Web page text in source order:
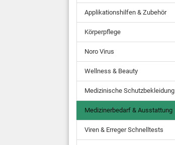
Applikationshilfen & Zubehör
Körperpflege
Noro Virus
Wellness & Beauty
Medizinische Schutzbekleidung
Medizinerbedarf & Ausstattung
Viren & Erreger Schnelltests